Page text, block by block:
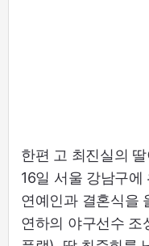
한편 고 최진실의
16일 서울 강남구에
연예인과 결혼식을
연하의 야구선수 조